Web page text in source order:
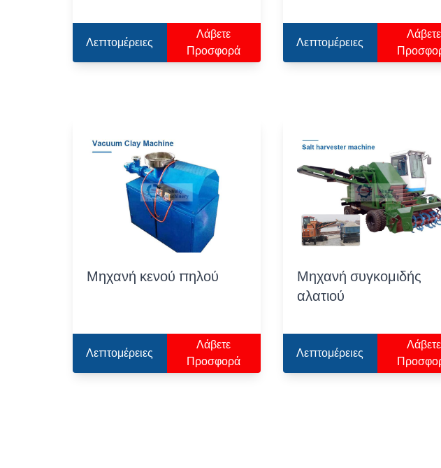
Λεπτομέρειες
Λάβετε
Προσφορά
Λεπτομέρειες
Λάβετε
Μηχανή κενού πηλού
Λεπτομέρειες
Λάβετε
Προσφορά
Μηχανή συγκομιδής
αλατιού
Λεπτομέρειες
Λάβετε